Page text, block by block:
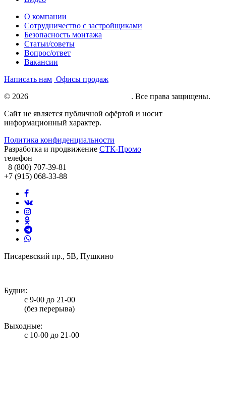
О компании
Сотрудничество с застройщиками
Безопасность монтажа
Статьи/советы
Вопрос/ответ
Вакансии
Написать нам Офисы продаж
© 2026
. Все права защищены.
Сайт не является публичной офёртой и носит
информационный характер.
Политика конфиденциальности
Разработка и продвижение СТК-Промо
телефон
8 (800) 707-39-81
+7 (915) 068-33-88
Писаревский пр., 5В, Пушкино
Будни:
с 9-00 до 21-00
(без перерыва)
Выходные:
с 10-00 до 21-00